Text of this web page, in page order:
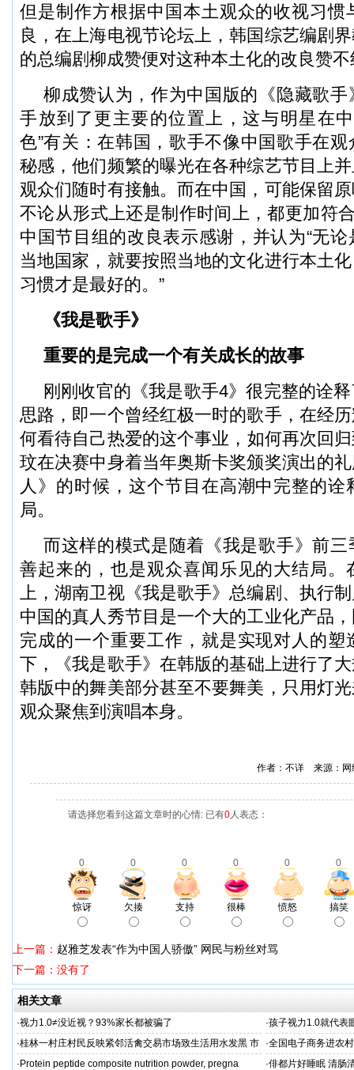
但是制作方根据中国本土观众的收视习惯
良，在上海电视节论坛上，韩国综艺编剧
的总编剧柳成赞便对这种本土化的改良赞
柳成赞认为，作为中国版的《隐藏歌
手放到了更主要的位置上，这与明星在
色”有关：在韩国，歌手不像中国歌手在
秘感，他们频繁的曝光在各种综艺节目上
观众们随时有接触。而在中国，可能保留
不论从形式上还是制作时间上，都更加符
中国节目组的改良表示感谢，并认为“无
当地国家，就要按照当地的文化进行本土
习惯才是最好的。”
《我是歌手》
重要的是完成一个有关成长的故事
刚刚收官的《我是歌手4》很完整的诠
思路，即一个曾经红极一时的歌手，在经
何看待自己热爱的这个事业，如何再次回
玟在决赛中身着当年奥斯卡奖颁奖演出的
人》的时候，这个节目在高潮中完整的诠
局。
而这样的模式是随着《我是歌手》前
善起来的，也是观众喜闻乐见的大结局。
上，湖南卫视《我是歌手》总编剧、执行
中国的真人秀节目是一个大的工业化产品
完成的一个重要工作，就是实现对人的塑
下，《我是歌手》在韩版的基础上进行了
韩版中的舞美部分甚至不要舞美，只用灯
观众聚焦到演唱本身。
作者：不详 来源：
请选择您看到这篇文章时的心情: 已有0人表态：
0 0 0 0 0 0
惊讶 欠揍 支持 很棒 愤怒 搞笑
上一篇： 赵雅芝发表“作为中国人骄傲” 网民与粉丝对骂
下一篇：没有了
相关文章
·视力1.0≠没近视？93%家长都被骗了 ·孩子视力1.0就代表
·桂林一村庄村民反映紧邻活禽交易市场致生活用水发黑 市
场称属“造谣”，联合调查组介入调查
·全国电子商务进农
利开班
· Protein peptide composite nutrition powder, pregna ·俳都片好睡眠 清肠